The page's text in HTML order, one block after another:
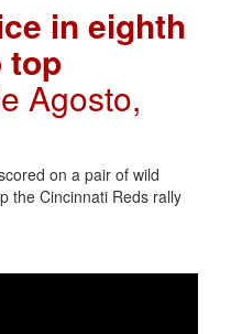
in eighth
top
Agosto,
on a pair of wild
the Cincinnati Reds rally